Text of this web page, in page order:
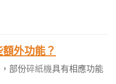
外功能？
部份碎紙機具有相應功能